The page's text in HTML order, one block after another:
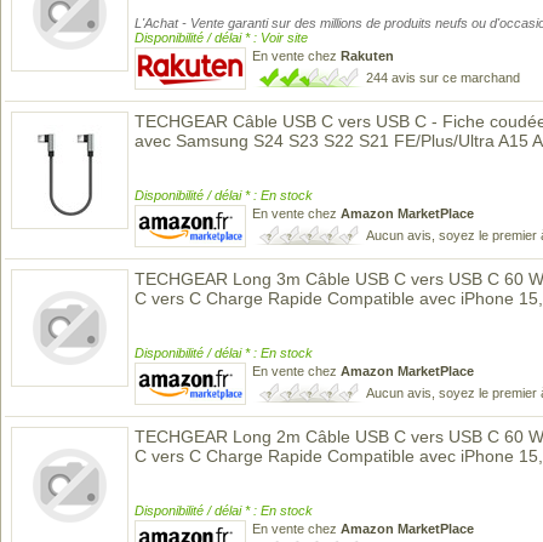
L'Achat - Vente garanti sur des millions de produits neufs ou
Disponibilité / délai * : Voir site
En vente chez Rakuten
244 avis sur ce marchand
TECHGEAR Câble USB C vers USB C - Fiche
avec Samsung S24 S23 S22 S21 FE/Plus/Ultra A15
Disponibilité / délai * : En stock
En vente chez Amazon MarketPlace
Aucun avis, soyez le premier
TECHGEAR Long 3m Câble USB C vers USB C 60
C vers C Charge Rapide Compatible avec iPhone
Disponibilité / délai * : En stock
En vente chez Amazon MarketPlace
Aucun avis, soyez le premier
TECHGEAR Long 2m Câble USB C vers USB C 60
C vers C Charge Rapide Compatible avec iPhone
Disponibilité / délai * : En stock
En vente chez Amazon MarketPlace